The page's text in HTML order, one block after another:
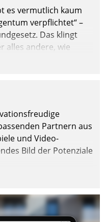
es vermutlich kaum
verpflichtet“ –
Das klingt
alles andere, wie
mit der
Partnern aus
und Video-
Bild der Potenziale